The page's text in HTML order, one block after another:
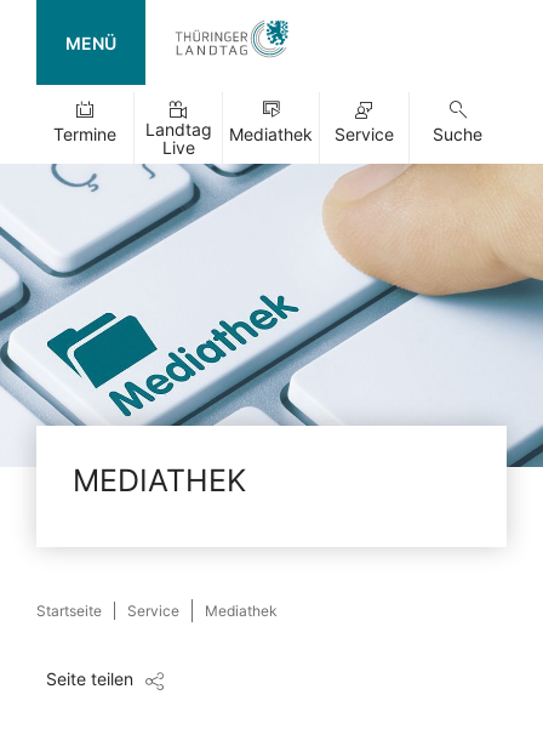
MENÜ
Termine
Landtag
Live
Mediathek Service Suche
MEDIATHEK
Startseite Service Mediathek
Seite teilen